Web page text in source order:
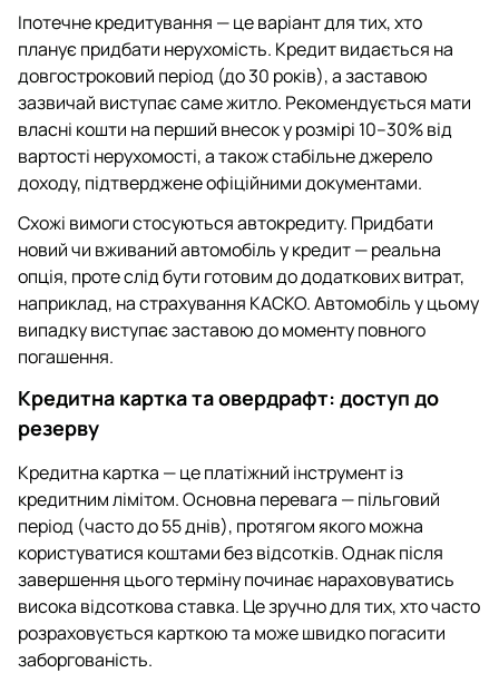
Іпотечне кредитування — це варіант для тих, хто
планує придбати нерухомість. Кредит видається на
довгостроковий період (до 30 років), а заставою
зазвичай виступає саме житло. Рекомендується мати
власні кошти на перший внесок у розмірі 10–30% від
вартості нерухомості, а також стабільне джерело
доходу, підтверджене офіційними документами.
Схожі вимоги стосуються автокредиту. Придбати
новий чи вживаний автомобіль у кредит — реальна
опція, проте слід бути готовим до додаткових витрат,
наприклад, на страхування КАСКО. Автомобіль у цьому
випадку виступає заставою до моменту повного
погашення.
Кредитна картка та овердрафт: доступ до
резерву
Кредитна картка — це платіжний інструмент із
кредитним лімітом. Основна перевага — пільговий
період (часто до 55 днів), протягом якого можна
користуватися коштами без відсотків. Однак після
завершення цього терміну починає нараховуватись
висока відсоткова ставка. Це зручно для тих, хто часто
розраховується карткою та може швидко погасити
заборгованість.